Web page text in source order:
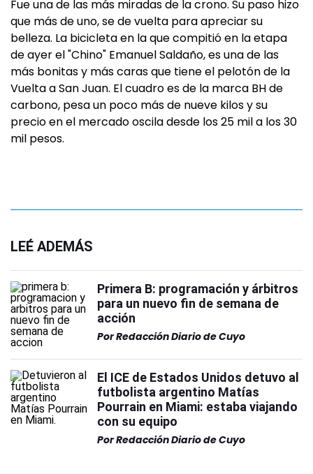
Fue una de las más miradas de la crono. Su paso hizo
que más de uno, se de vuelta para apreciar su
belleza. La bicicleta en la que compitió en la etapa
de ayer el "Chino" Emanuel Saldaño, es una de las
más bonitas y más caras que tiene el pelotón de la
Vuelta a San Juan. El cuadro es de la marca BH de
carbono, pesa un poco más de nueve kilos y su
precio en el mercado oscila desde los 25 mil a los 30
mil pesos.
LEÉ ADEMÁS
Primera B: programación y árbitros
para un nuevo fin de semana de
acción
PorRedacción Diario de Cuyo
El ICE de Estados Unidos detuvo al
futbolista argentino Matías
Pourrain en Miami: estaba viajando
con su equipo
PorRedacción Diario de Cuyo